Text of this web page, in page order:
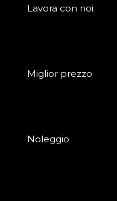
Lavora con noi
Miglior prezzo
Noleggio